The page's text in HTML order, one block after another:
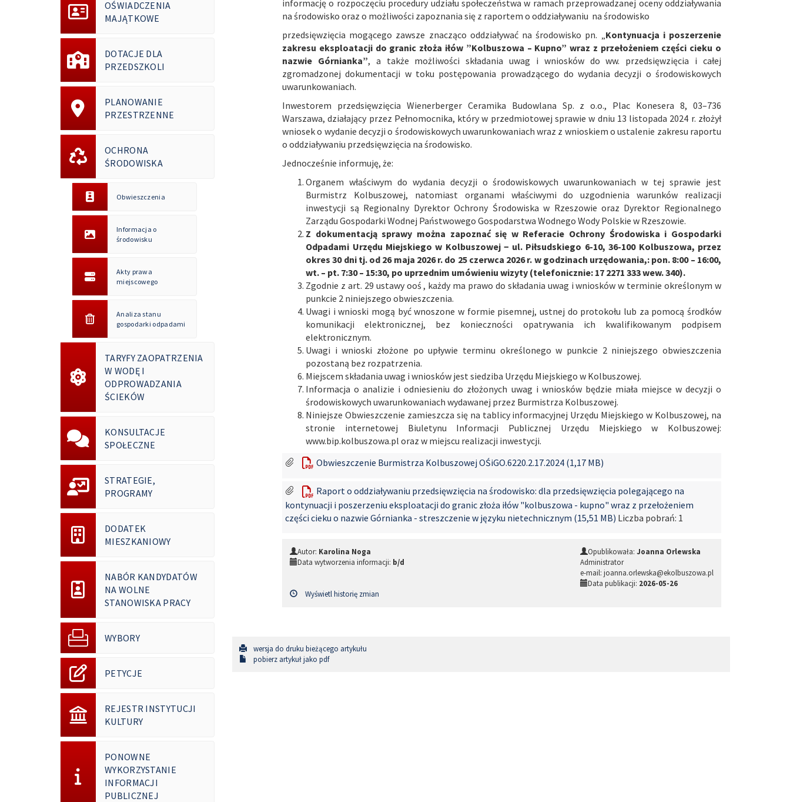
OŚWIADCZENIA
MAJĄTKOWE
DOTACJE DLA
PRZEDSZKOLI
PLANOWANIE
PRZESTRZENNE
OCHRONA
ŚRODOWISKA
Obwieszczenia
Informacja o
środowisku
Akty prawa
miejscowego
Analiza stanu
gospodarki odpadami
TARYFY ZAOPATRZENIA
W WODĘ I
ODPROWADZANIA
ŚCIEKÓW
KONSULTACJE
SPOŁECZNE
STRATEGIE,
PROGRAMY
DODATEK
MIESZKANIOWY
NABÓR KANDYDATÓW
NA WOLNE
STANOWISKA PRACY
WYBORY
PETYCJE
REJESTR INSTYTUCJI
KULTURY
PONOWNE
WYKORZYSTANIE
INFORMACJI
PUBLICZNEJ
informację o rozpoczęciu procedury udziału społeczeństwa w ramach przeprowadzanej oceny oddziaływania
na środowisko oraz o możliwości zapoznania się z raportem o oddziaływaniu na środowisko
przedsięwzięcia mogącego zawsze znacząco oddziaływać na środowisko pn. „ Kontynuacja i poszerzenie
zakresu eksploatacji do granic złoża iłów ”Kolbuszowa – Kupno” wraz z przełożeniem części cieku o
nazwie Górnianka”, a także możliwości składania uwag i wniosków do ww. przedsięwzięcia i całej
zgromadzonej dokumentacji w toku postępowania prowadzącego do wydania decyzji o środowiskowych
uwarunkowaniach.
Inwestorem przedsięwzięcia Wienerberger Ceramika Budowlana Sp. z o.o., Plac Konesera 8, 03–736
Warszawa, działający przez Pełnomocnika, który w przedmiotowej sprawie w dniu 13 listopada 2024 r. złożył
wniosek o wydanie decyzji o środowiskowych uwarunkowaniach wraz z wnioskiem o ustalenie zakresu raportu
o oddziaływaniu przedsięwzięcia na środowisko.
Jednocześnie informuję, że:
Organem właściwym do wydania decyzji o środowiskowych uwarunkowaniach w tej sprawie jest
Burmistrz Kolbuszowej, natomiast organami właściwymi do uzgodnienia warunków realizacji
inwestycji są Regionalny Dyrektor Ochrony Środowiska w Rzeszowie oraz Dyrektor Regionalnego
Zarządu Gospodarki Wodnej Państwowego Gospodarstwa Wodnego Wody Polskie w Rzeszowie.
Z dokumentacją sprawy można zapoznać się w Referacie Ochrony Środowiska i Gospodarki
Odpadami Urzędu Miejskiego w Kolbuszowej − ul. Piłsudskiego 6-10, 36-100 Kolbuszowa, przez
okres 30 dni tj. od 26 maja 2026 r. do 25 czerwca 2026 r. w godzinach urzędowania,: pon. 8:00 – 16:00,
wt. – pt. 7:30 – 15:30, po uprzednim umówieniu wizyty (telefonicznie: 17 2271 333 wew. 340).
Zgodnie z art. 29 ustawy ooś , każdy ma prawo do składania uwag i wniosków w terminie określonym w
punkcie 2 niniejszego obwieszczenia.
Uwagi i wnioski mogą być wnoszone w formie pisemnej, ustnej do protokołu lub za pomocą środków
komunikacji elektronicznej, bez konieczności opatrywania ich kwalifikowanym podpisem
elektronicznym.
Uwagi i wnioski złożone po upływie terminu określonego w punkcie 2 niniejszego obwieszczenia
pozostaną bez rozpatrzenia.
Miejscem składania uwag i wniosków jest siedziba Urzędu Miejskiego w Kolbuszowej.
Informacja o analizie i odniesieniu do złożonych uwag i wniosków będzie miała miejsce w decyzji o
środowiskowych uwarunkowaniach wydawanej przez Burmistrza Kolbuszowej.
Niniejsze Obwieszczenie zamieszcza się na tablicy informacyjnej Urzędu Miejskiego w Kolbuszowej, na
stronie internetowej Biuletynu Informacji Publicznej Urzędu Miejskiego w Kolbuszowej:
www.bip.kolbuszowa.pl oraz w miejscu realizacji inwestycji.
Obwieszczenie Burmistrza Kolbuszowej OŚiGO.6220.2.17.2024 (1,17 MB)
Raport o oddziaływaniu przedsięwzięcia na środowisko: dla przedsięwzięcia polegającego na
kontynuacji i poszerzeniu eksploatacji do granic złoża iłów "kolbuszowa - kupno" wraz z przełożeniem
części cieku o nazwie Górnianka - streszczenie w języku nietechnicznym (15,51 MB) Liczba pobrań: 1
Autor: Karolina Noga
Data wytworzenia informacji: b/d
Opublikowała: Joanna Orlewska
Administrator
e-mail: joanna.orlewska@ekolbuszowa.pl
Data publikacji: 2026-05-26
Wyświetl historię zmian
wersja do druku bieżącego artykułu
pobierz artykuł jako pdf